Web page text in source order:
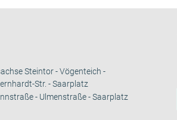
Steintor - Vögenteich -
Str. - Saarplatz
- Ulmenstraße - Saarplatz